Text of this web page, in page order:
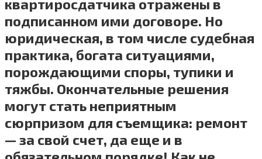
квартиросдатчика отражены в
подписанном ими договоре. Но
юридическая, в том числе судебная
практика, богата ситуациями,
порождающими споры, тупики и
тяжбы. Окончательные решения
могут стать неприятным
сюрпризом для съемщика: ремонт
— за свой счет, да еще и в